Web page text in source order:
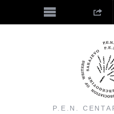
P.E.N.